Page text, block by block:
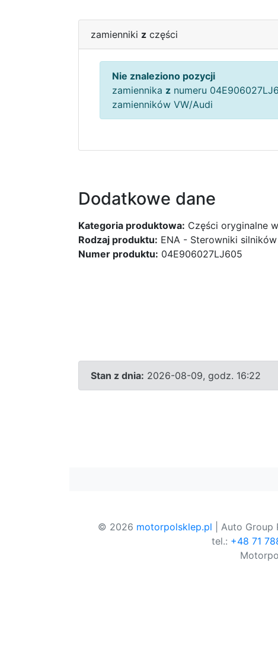
zamienniki z części
Nie znaleziono pozycji
zamiennika z numeru
zamienników VW/Audi
Dodatkowe dane
Kategoria produktowa: Części oryginalne
Rodzaj produktu: ENA - Sterowniki silników
Numer produktu: 04E906027LJ605
Stan z dnia: 2026-08-09, godz. 16:22
© 2026 motorpolsklep.pl | Auto Group
tel.: +48 71